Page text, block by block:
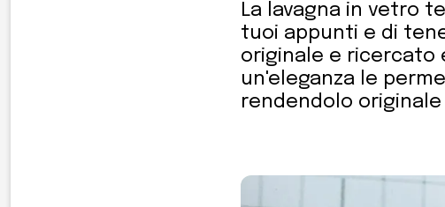
La lavagna in vetro
tuoi appunti e di
originale e ricercato
un'eleganza le
rendendolo